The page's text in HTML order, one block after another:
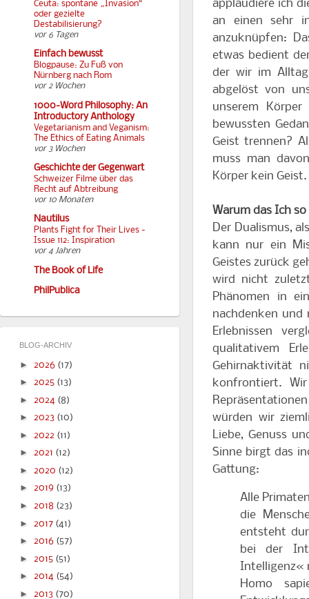
applaudiere ich
an einen sehr
anzuknüpfen:
etwas bedient
der wir im
abgelöst von
unserem
bewussten
Geist trennen?
muss man
Körper kein Geist.
Warum das Ich
Der Dualismus,
kann nur ein
Geistes zurück
wird nicht
Phänomen in
nachdenken
Erlebnissen
qualitativem
Gehirnaktivität
konfrontiert.
würden wir
Liebe, Genuss
Sinne birgt das
Gattung:
Alle
die
entsteht
bei der
Intelligenz«
Homo
Ceuta: spontane „Invasion“
oder gezielte
Destabilisierung?
vor 6 Tagen
Einfach bewusst
Blogpause: Zu Fuß von
Nürnberg nach Rom
vor 2 Wochen
1000-Word Philosophy: An
Introductory Anthology
Vegetarianism and Veganism:
The Ethics of Eating Animals
vor 3 Wochen
Geschichte der Gegenwart
Schweizer Filme über das
Recht auf Abtreibung
vor 10 Monaten
Nautilus
Plants Fight for Their Lives -
Issue 112: Inspiration
vor 4 Jahren
The Book of Life
PhilPublica
BLOG-ARCHIV
► 2026 (17)
► 2025 (13)
► 2024 (8)
► 2023 (10)
► 2022 (11)
► 2021 (12)
► 2020 (12)
► 2019 (13)
► 2018 (23)
► 2017 (41)
► 2016 (57)
► 2015 (51)
► 2014 (54)
► 2013 (70)